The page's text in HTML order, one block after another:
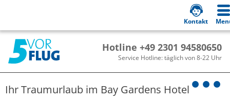
Hotline +49 2301 94580650
Service Hotline: täglich von 8-22 Uhr
Kontakt
Ihr Traumurlaub im Bay Gardens Hotel